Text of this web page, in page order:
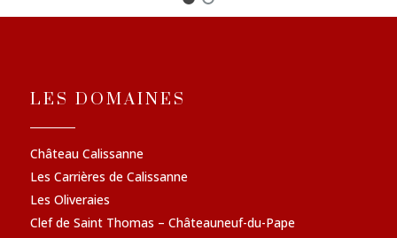
LES DOMAINES
Château Calissanne
Les Carrières de Calissanne
Les Oliveraies
Clef de Saint Thomas – Châteauneuf-du-Pape